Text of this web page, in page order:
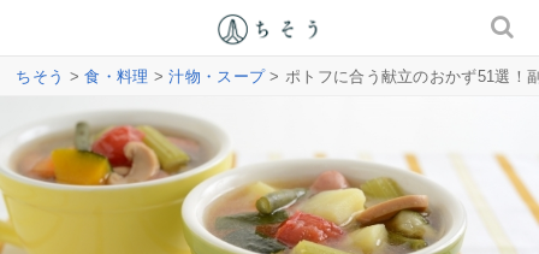
ちそう >食・料理 >汁物・スープ> ポトフに合う献立のおかず51選！